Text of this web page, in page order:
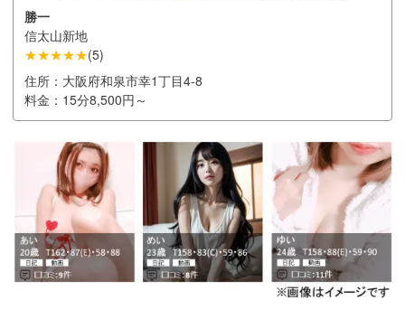
勝一
信太山新地
★★★★★(5)
住所： 大阪府和泉市幸1丁目4-8
料金： 15分8,500円～